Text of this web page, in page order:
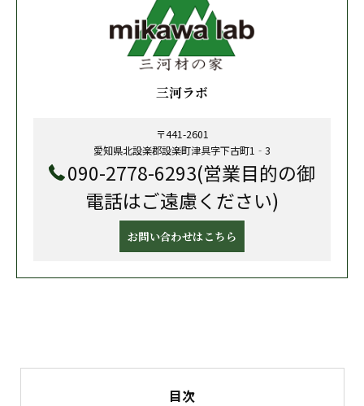
三河ラボ
〒441-2601
愛知県北設楽郡設楽町津具字下古町1‐3
090-2778-6293(営業目的の御
電話はご遠慮ください)
お問い合わせはこちら
目次